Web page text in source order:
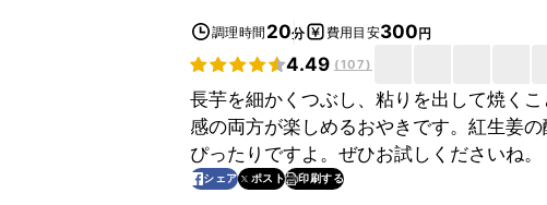
調理時間 20分 費用目安300円
4.49 (107)
長芋を細かくつぶし、粘りを出して焼く
感の両方が楽しめるおやきです。紅生姜
ぴったりですよ。ぜひお試しくださいね。
シェア ポスト 印刷する